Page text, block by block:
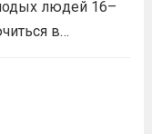
личность,
и воду. На
людей 16–
в